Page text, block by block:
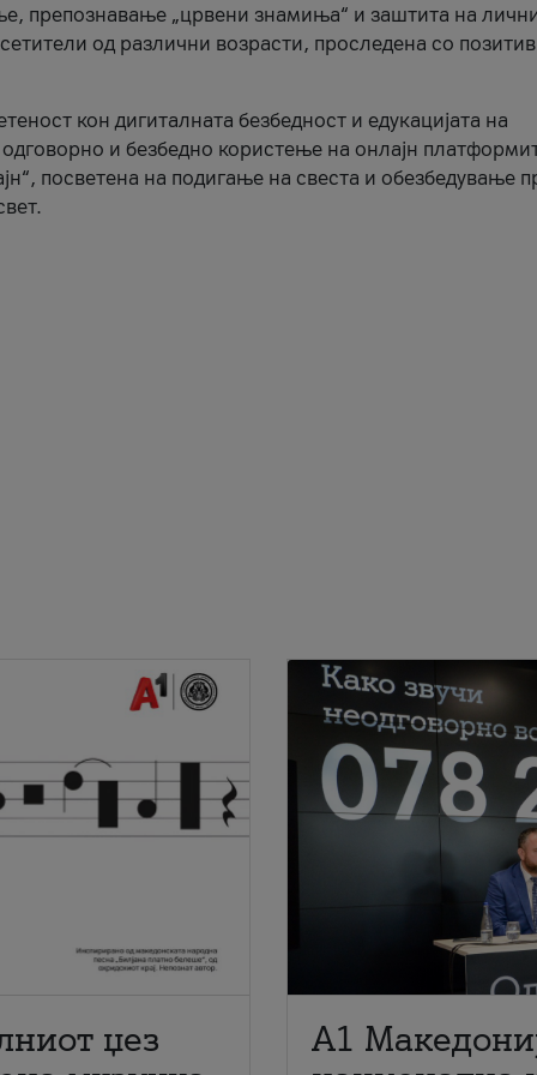
препознавање „црвени знамиња“ и заштита на
од различни возрасти, проследена со
кон дигиталната безбедност и едукацијата на
и безбедно користење на онлајн
посветена на подигање на свеста и обезбедување
џез
A1